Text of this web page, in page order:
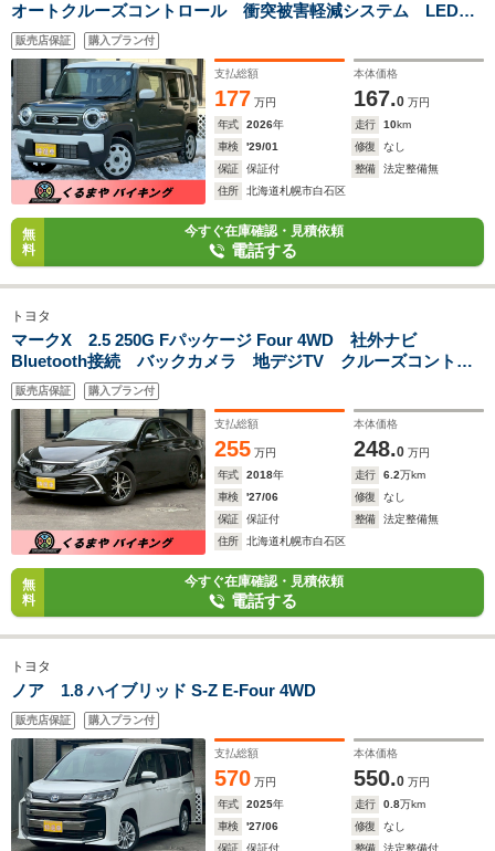
オートクルーズコントロール 衝突被害軽減システム LEDヘ
ッドランプ スマートキー アイドリングストップ CVT 盗
難防止システム ABS ESC 衝突安全ボディ エアコン
販売店保証 購入プラン付
支払総額
177 万円
本体価格
167.0 万円
年式
2026年 走行 10km
車検
'29/01 修復
なし
保証
保証付 整備
法定整備無
住所
北海道札幌市白石区
無
料
今すぐ在庫確認・見積依頼
電話する
トヨタ
マークX 2.5 250G Fパッケージ Four 4WD 社外ナビ
Bluetooth接続 バックカメラ 地デジTV クルーズコントロ
ール ETC
販売店保証 購入プラン付
支払総額
255 万円
本体価格
248.0 万円
年式
2018年 走行 6.2万km
車検
'27/06 修復
なし
保証
保証付 整備
法定整備無
住所
北海道札幌市白石区
無
料
今すぐ在庫確認・見積依頼
電話する
トヨタ
ノア 1.8 ハイブリッド S-Z E-Four 4WD
販売店保証 購入プラン付
支払総額
570 万円
本体価格
550.0 万円
年式
2025年 走行 0.8万km
車検
'27/06 修復
なし
保証
保証付 整備 法定整備付